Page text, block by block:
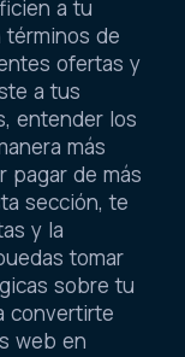
a tu
términos de
ofertas y
a tus
entender los
más
pagar de más
sección, te
y la
tomar
sobre tu
convertirte
web en